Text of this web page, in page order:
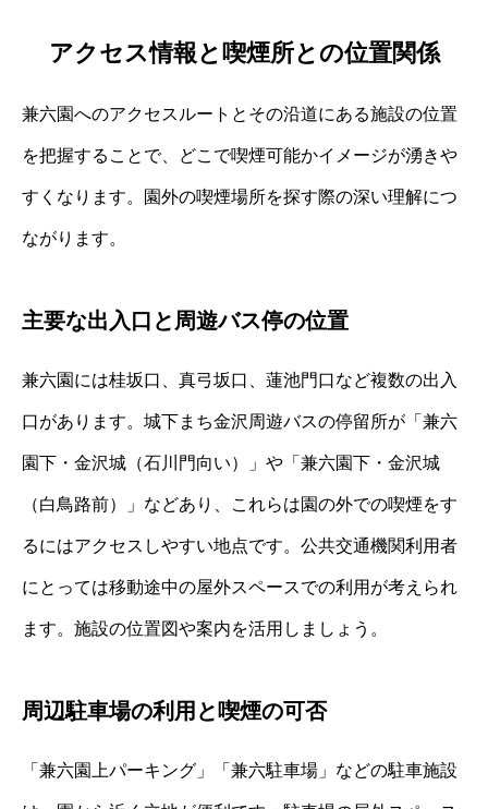
アクセス情報と喫煙所との位置関係
兼六園へのアクセスルートとその沿道にある施設の位置
を把握することで、どこで喫煙可能かイメージが湧きや
すくなります。園外の喫煙場所を探す際の深い理解につ
ながります。
主要な出入口と周遊バス停の位置
兼六園には桂坂口、真弓坂口、蓮池門口など複数の出入
口があります。城下まち金沢周遊バスの停留所が「兼六
園下・金沢城（石川門向い）」や「兼六園下・金沢城
（白鳥路前）」などあり、これらは園の外での喫煙をす
るにはアクセスしやすい地点です。公共交通機関利用者
にとっては移動途中の屋外スペースでの利用が考えられ
ます。施設の位置図や案内を活用しましょう。
周辺駐車場の利用と喫煙の可否
「兼六園上パーキング」「兼六駐車場」などの駐車施設